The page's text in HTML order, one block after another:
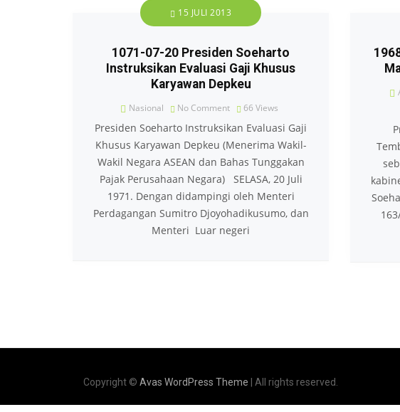
15 JULI 2013
1071-07-20 Presiden Soeharto
Instruksikan Evaluasi Gaji Khusus
Karyawan Depkeu
Nasional No Comment 66 Views
Presiden Soeharto Instruksikan Evaluasi Gaji
Khusus Karyawan Depkeu (Menerima Wakil-
Wakil Negara ASEAN dan Bahas Tunggakan
Pajak Perusahaan Negara) SELASA, 20 Juli
1971. Dengan didampingi oleh Menteri
Perdagangan Sumitro Djoyohadikusumo, dan
Menteri Luar negeri
Copyright © Avas WordPress Theme | All rights reserved.